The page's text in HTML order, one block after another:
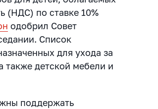
(НДС) по ставке 10%
одобрил Совет
Список
для ухода за
также детской мебели и
поддержать